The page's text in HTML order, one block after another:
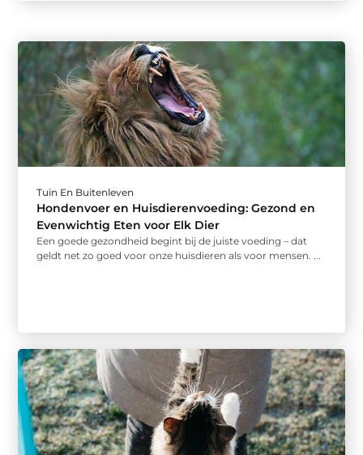
Tuin En Buitenleven
Hondenvoer en Huisdierenvoeding: Gezond en
Evenwichtig Eten voor Elk Dier
Een goede gezondheid begint bij de juiste voeding – dat
geldt net zo goed voor onze huisdieren als voor mensen. ...